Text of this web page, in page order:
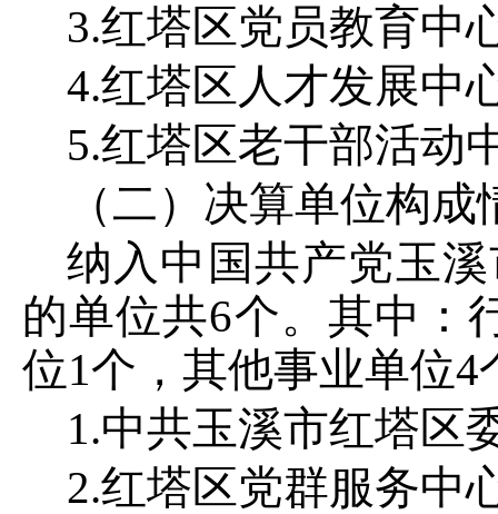
3.红塔区党员教育中
4.红塔区人才发展中
5.红塔区老干部活动
（二）决算单位构成
纳入中国共产党玉
的单位共6个。其中：
位1个，其他事业单位4
1.中共玉溪市红塔区
2.红塔区党群服务中